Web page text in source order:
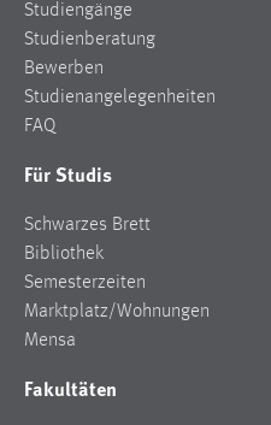
Studiengänge
Studienberatung
Bewerben
Studienangelegenheiten
FAQ
Für Studis
Schwarzes Brett
Bibliothek
Semesterzeiten
Marktplatz/Wohnungen
Mensa
Fakultäten